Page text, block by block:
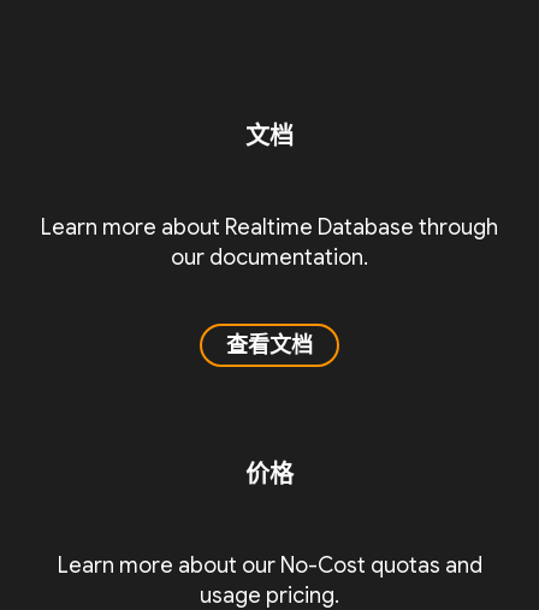
文档
Learn more about Realtime Database through
our documentation.
查看文档
价格
Learn more about our No-Cost quotas and
usage pricing.